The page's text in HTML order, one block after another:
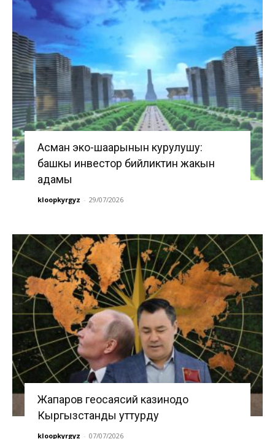
Асман эко-шаарынын курулушу:
башкы инвестор бийликтин жакын
адамы
kloopkyrgyz - 29/07/2026
Жапаров геосаясий казинодо
Кыргызстанды уттурду
kloopkyrgyz - 07/07/2026